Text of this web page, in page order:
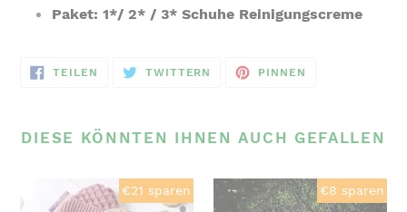
Paket: 1*/ 2* / 3* Schuhe Reinigungscreme
TEILEN
FACEBOOK
TWITTERN
TWITTER
PINNEN
DIESE KÖNNTEN IHNEN AUCH GEFALLEN
Integrierter
€21 sparen
Multifunktionale€8 sparen